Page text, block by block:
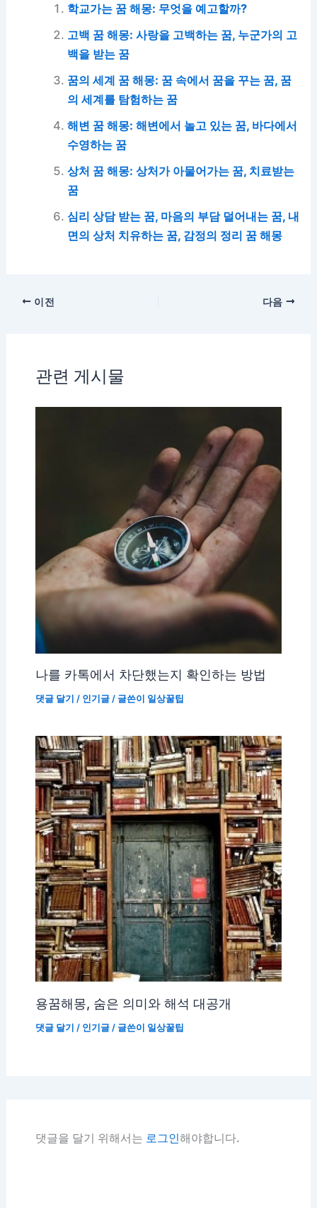
학교가는 꿈 해몽: 무엇을 예고할까?
고백 꿈 해몽: 사랑을 고백하는 꿈, 누군가의 고
백을 받는 꿈
꿈의 세계 꿈 해몽: 꿈 속에서 꿈을 꾸는 꿈, 꿈
의 세계를 탐험하는 꿈
해변 꿈 해몽: 해변에서 놀고 있는 꿈, 바다에서
수영하는 꿈
상처 꿈 해몽: 상처가 아물어가는 꿈, 치료받는
꿈
심리 상담 받는 꿈, 마음의 부담 덜어내는 꿈, 내
면의 상처 치유하는 꿈, 감정의 정리 꿈 해몽
이전 다음
관련 게시물
나를 카톡에서 차단했는지 확인하는 방법
댓글 달기 / 인기글/ 글쓴이 일상꿀팁
용꿈해몽, 숨은 의미와 해석 대공개
댓글 달기 / 인기글/ 글쓴이 일상꿀팁
댓글을 달기 위해서는 로그인해야합니다.